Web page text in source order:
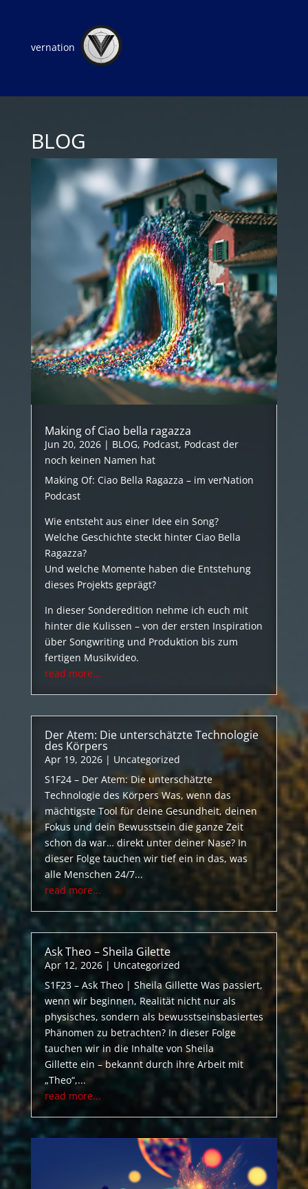
vernation
BLOG
Making of Ciao bella ragazza
Jun 20, 2026| BLOG, Podcast, Podcast der
noch keinen Namen hat
Making Of: Ciao Bella Ragazza – im verNation
Podcast
Wie entsteht aus einer Idee ein Song?
Welche Geschichte steckt hinter Ciao Bella
Ragazza?
Und welche Momente haben die Entstehung
dieses Projekts geprägt?
In dieser Sonderedition nehme ich euch mit
hinter die Kulissen – von der ersten Inspiration
über Songwriting und Produktion bis zum
fertigen Musikvideo.
read more...
Der Atem: Die unterschätzte Technologie
des Körpers
Apr 19, 2026| Uncategorized
S1F24 – Der Atem: Die unterschätzte
Technologie des Körpers Was, wenn das
mächtigste Tool für deine Gesundheit, deinen
Fokus und dein Bewusstsein die ganze Zeit
schon da war… direkt unter deiner Nase? In
dieser Folge tauchen wir tief ein in das, was
alle Menschen 24/7...
read more...
Ask Theo – Sheila Gilette
Apr 12, 2026| Uncategorized
S1F23 – Ask Theo | Sheila Gillette Was passiert,
wenn wir beginnen, Realität nicht nur als
physisches, sondern als bewusstseinsbasiertes
Phänomen zu betrachten? In dieser Folge
tauchen wir in die Inhalte von Sheila
Gillette ein – bekannt durch ihre Arbeit mit
„Theo“,...
read more...